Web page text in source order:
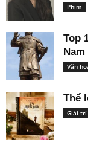
Phim
Top
Nam
Văn
Thể
Giải trí